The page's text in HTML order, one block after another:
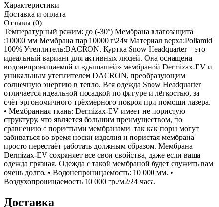
Характеристики
Доставка и оплата
Отзывы (0)
Температурный режим: до (-30°) Мембрана влагозащита
:10000 мм Мембрана пар:10000 г\24ч Материал верха:Poliamid
100% Утеплитель:DACRON. Куртка Snow Headquarter – это
идеальный вариант для активных людей. Она оснащена
водонепроницаемой и «дышащей» мембраной Dermizax-EV и
уникальным утеплителем DACRON, преобразующим
солнечную энергию в тепло. Вся одежда Snow Headquarter
отличается идеальной посадкой по фигуре и лёгкостью, за
счёт эргономичного трёхмерного покроя при помощи лазера.
• Мембранная ткань: Dermizax-EV имеет не пористую
структуру, что является большим преимуществом, по
сравнению с пористыми мембранами, так как поры могут
забиваться во время носки изделия и пористая мембрана
просто перестаёт работать должным образом. Мембрана
Dermizax-EV сохраняет все свои свойства, даже если ваша
одежда грязная. Одежда с такой мембраной будет служить вам
очень долго. • Водонепроницаемость: 10 000 мм. •
Воздухопроницаемость 10 000 гр./м2/24 часа.
Доставка